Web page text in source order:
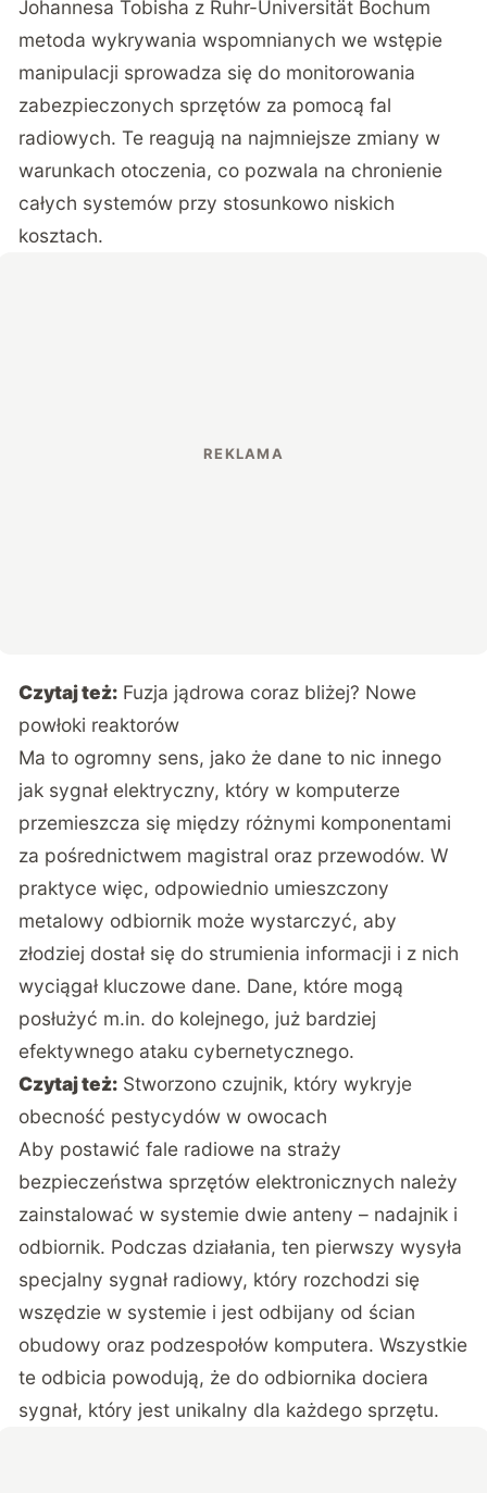
Johannesa Tobisha z Ruhr-Universität Bochum
metoda wykrywania wspomnianych we wstępie
manipulacji sprowadza się do monitorowania
zabezpieczonych sprzętów za pomocą fal
radiowych. Te reagują na najmniejsze zmiany w
warunkach otoczenia, co pozwala na chronienie
całych systemów przy stosunkowo niskich
kosztach.
Czytaj też: Fuzja jądrowa coraz bliżej? Nowe
powłoki reaktorów
Ma to ogromny sens, jako że dane to nic innego
jak sygnał elektryczny, który w komputerze
przemieszcza się między różnymi komponentami
za pośrednictwem magistral oraz przewodów. W
praktyce więc, odpowiednio umieszczony
metalowy odbiornik może wystarczyć, aby
złodziej dostał się do strumienia informacji i z nich
wyciągał kluczowe dane. Dane, które mogą
posłużyć m.in. do kolejnego, już bardziej
efektywnego ataku cybernetycznego.
Czytaj też: Stworzono czujnik, który wykryje
obecność pestycydów w owocach
Aby postawić fale radiowe na straży
bezpieczeństwa sprzętów elektronicznych należy
zainstalować w systemie dwie anteny – nadajnik i
odbiornik. Podczas działania, ten pierwszy wysyła
specjalny sygnał radiowy, który rozchodzi się
wszędzie w systemie i jest odbijany od ścian
obudowy oraz podzespołów komputera. Wszystkie
te odbicia powodują, że do odbiornika dociera
sygnał, który jest unikalny dla każdego sprzętu.